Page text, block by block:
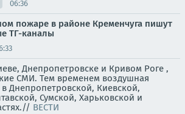
06:36
пожаре в районе Кременчуга пишут
ТГ-каналы
Днепропетровске и Кривом Роге ,
СМИ. Тем временем воздушная
Днепропетровской, Киевской,
Сумской, Харьковской и
ВЕСТИ